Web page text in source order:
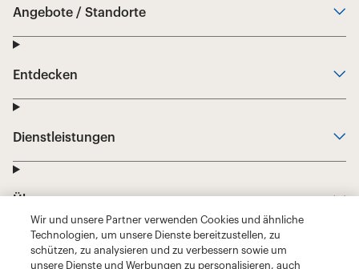
Wir und unsere Partner verwenden Cookies und ähnliche
Technologien, um unsere Dienste bereitzustellen, zu
schützen, zu analysieren und zu verbessern sowie um
unsere Dienste und Werbungen zu personalisieren, auch